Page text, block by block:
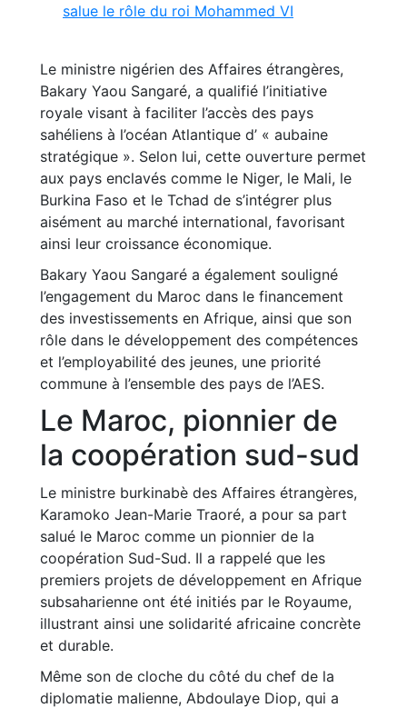
salue le rôle du roi Mohammed VI
Le ministre nigérien des Affaires étrangères,
Bakary Yaou Sangaré, a qualifié l’initiative
royale visant à faciliter l’accès des pays
sahéliens à l’océan Atlantique d’ « aubaine
stratégique ». Selon lui, cette ouverture permet
aux pays enclavés comme le Niger, le Mali, le
Burkina Faso et le Tchad de s’intégrer plus
aisément au marché international, favorisant
ainsi leur croissance économique.
Bakary Yaou Sangaré a également souligné
l’engagement du Maroc dans le financement
des investissements en Afrique, ainsi que son
rôle dans le développement des compétences
et l’employabilité des jeunes, une priorité
commune à l’ensemble des pays de l’AES.
Le Maroc, pionnier de
la coopération sud-sud
Le ministre burkinabè des Affaires étrangères,
Karamoko Jean-Marie Traoré, a pour sa part
salué le Maroc comme un pionnier de la
coopération Sud-Sud. Il a rappelé que les
premiers projets de développement en Afrique
subsaharienne ont été initiés par le Royaume,
illustrant ainsi une solidarité africaine concrète
et durable.
Même son de cloche du côté du chef de la
diplomatie malienne, Abdoulaye Diop, qui a